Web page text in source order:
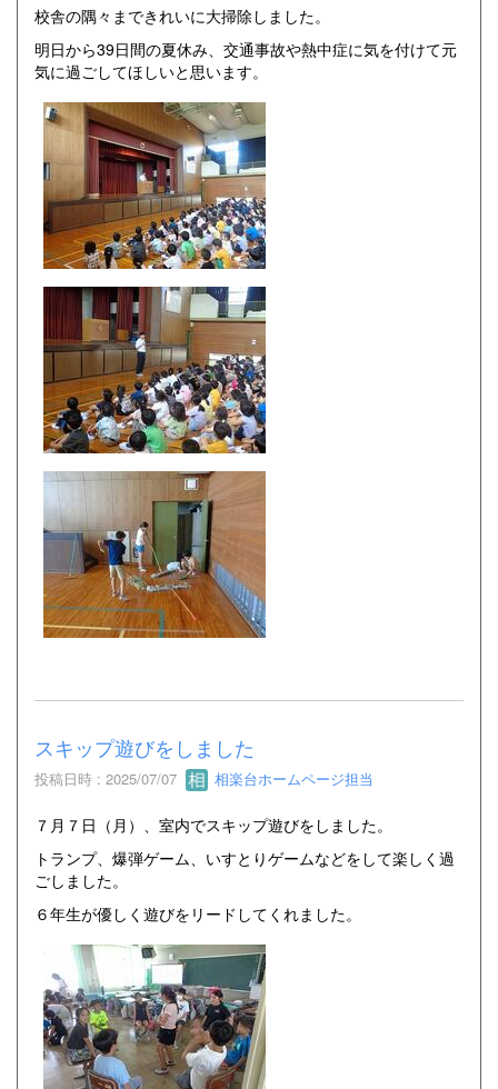
校舎の隅々まできれいに大掃除しました。
明日から39日間の夏休み、交通事故や熱中症に気を付けて元
気に過ごしてほしいと思います。
スキップ遊びをしました
投稿日時 : 2025/07/07 相楽台ホームページ担当
７月７日（月）、室内でスキップ遊びをしました。
トランプ、爆弾ゲーム、いすとりゲームなどをして楽しく過
ごしました。
６年生が優しく遊びをリードしてくれました。